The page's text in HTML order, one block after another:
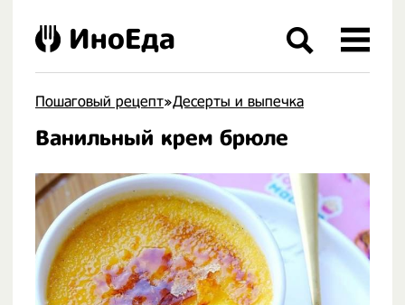
Пошаговый рецепт»Десерты и выпечка
Ванильный крем брюле
ИноЕда